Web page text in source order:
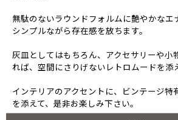
無駄のないラウンドフォルムに艶やかなエ
シンプルながら存在感を放ちます。
灰皿としてはもちろん、アクセサリーや小
れば、空間にさりげないレトロムードを添
インテリアのアクセントに、ビンテージ特
を添えて、是非お楽しみ下さい。